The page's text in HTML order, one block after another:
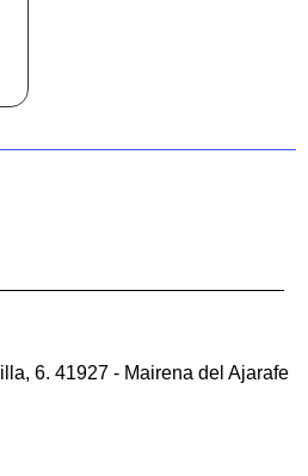
6. 41927 - Mairena del Ajarafe